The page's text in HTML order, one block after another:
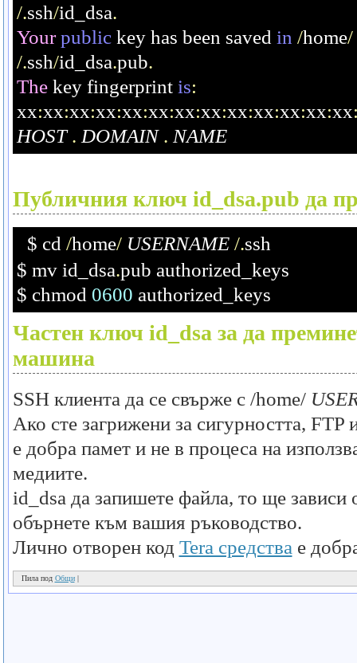
/.ssh/id_dsa.
Your public key has been saved in /home/
/.ssh/id_dsa.pub.
The key fingerprint is:
xx:xx:xx:xx:xx:xx:xx:xx:xx:xx:xx:xx:xx
HOST . DOMAIN . NAME
Публичния ключ id_dsa.pub да
$ cd /home/ USERNAME /.ssh
$ mv id_dsa.pub authorized_keys
$ chmod 0600 authorized_keys
Частен ключ id_dsa за да
машина
SSH клиента да се свърже с /home/
Ако сте загрижени за сигурността,
е добра памет и не в процеса на
медиите.
id_dsaда запишете файла, то ще зависи
обърнете към вашия ръководство.
Лично отворен код Tera средствае
Пила под Общи|